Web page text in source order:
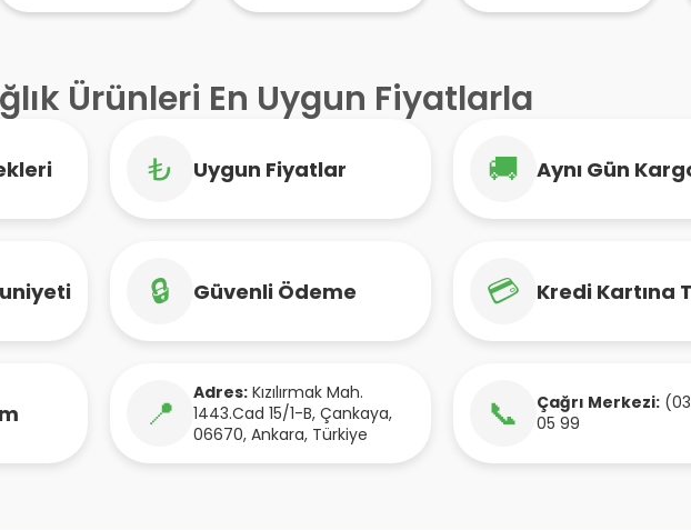
Ürünleri En Uygun Fiyatlarla
₺ Uygun Fiyatlar 🚚 Aynı Gün
🔒 Güvenli Ödeme 💳 Kredi Kartına
📍 Adres: Kızılırmak Mah.
1443.Cad 15/1-B, Çankaya,
06670, Ankara, Türkiye 📞 Çağrı Merkezi:
05 99